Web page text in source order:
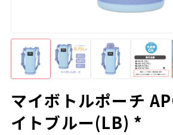
マイボトルポーチ
イトブルー(LB) *